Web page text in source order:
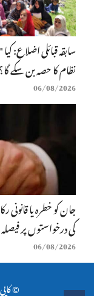
سابقہ قبائلی اضلاع:
نظام کا حصہ بن سکے گا؟
06/08/2026
جان کو خطرہ یا
کی درخواستوں پر
06/08/2026
© کاپی